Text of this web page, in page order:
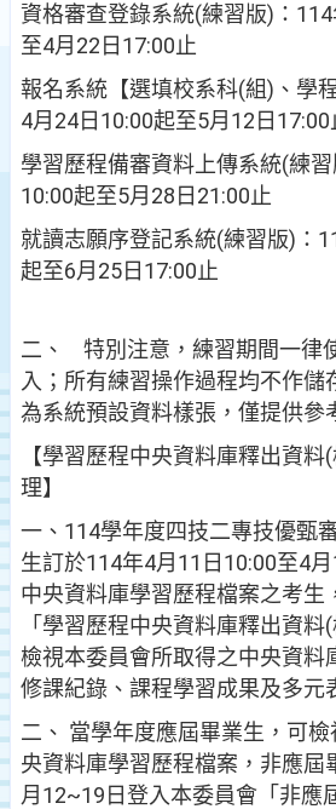
資格審查登錄系統(練習版)：
至4月22日17:00止
報名系統【選填校系科(組)、學
4月24日10:00起至5月12日17:00
學習歷程備審資料上傳系統(練
10:00起至5月28日21:00止
就讀志願序登記系統(練習版)：
起至6月25日17:00止
二、 特別注意，練習期間一律
入；所有練習操作過程均不作儲
為系統預設資料樣張，僅提供參
【學習歷程中央資料庫釋出資
理】
一、114學年度四技二專技優甄
生訂於114年4月11日10:00至4
中央資料庫學習歷程檔案之考生
「學習歷程中央資料庫釋出資料
檢視本委員會所取得之中央資料
修課紀錄、課程學習成果及多元
二、 當學年度應屆畢業生，可
央資料庫學習歷程檔案，非應屆
月12~19日登入本委員會「非應